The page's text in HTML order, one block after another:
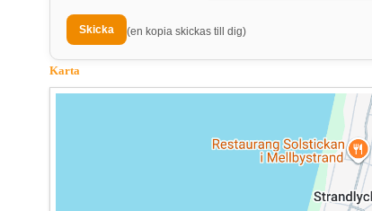
(en kopia skickas till dig)
Karta